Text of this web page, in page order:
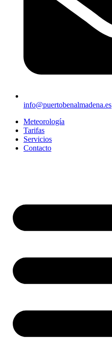
info@puertobenalmadena.es
Meteorología
Tarifas
Servicios
Contacto